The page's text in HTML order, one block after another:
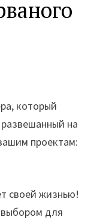
который
на
проектам:
своей жизнью!
для